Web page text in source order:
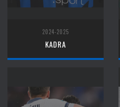
2024-2025
KADRA